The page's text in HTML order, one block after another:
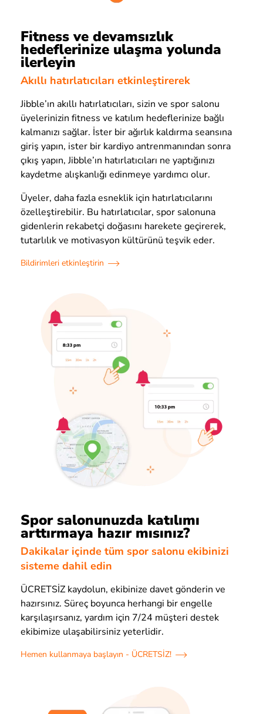
Fitness ve devamsızlık
hedeflerinize ulaşma yolunda
ilerleyin
Akıllı hatırlatıcıları etkinleştirerek
Jibble’ın akıllı hatırlatıcıları, sizin ve spor salonu
üyelerinizin fitness ve katılım hedeflerinize bağlı
kalmanızı sağlar. İster bir ağırlık kaldırma seansına
giriş yapın, ister bir kardiyo antrenmanından sonra
çıkış yapın, Jibble’ın hatırlatıcıları ne yaptığınızı
kaydetme alışkanlığı edinmeye yardımcı olur.
Üyeler, daha fazla esneklik için hatırlatıcılarını
özelleştirebilir. Bu hatırlatıcılar, spor salonuna
gidenlerin rekabetçi doğasını harekete geçirerek,
tutarlılık ve motivasyon kültürünü teşvik eder.
Bildirimleri etkinleştirin
Spor salonunuzda katılımı
arttırmaya hazır mısınız?
Dakikalar içinde tüm spor salonu ekibinizi
sisteme dahil edin
ÜCRETSİZ kaydolun, ekibinize davet gönderin ve
hazırsınız. Süreç boyunca herhangi bir engelle
karşılaşırsanız, yardım için 7/24 müşteri destek
ekibimize ulaşabilirsiniz yeterlidir.
Hemen kullanmaya başlayın - ÜCRETSİZ!